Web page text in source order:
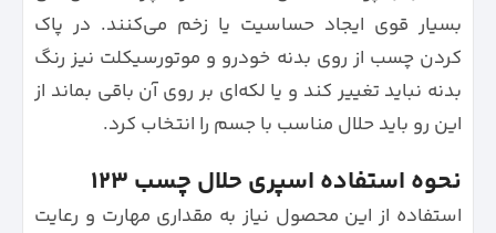
بسیار قوی ایجاد حساسیت یا زخم می‌کنند. در پاک
کردن چسب از روی بدنه خودرو و موتورسیکلت نیز رنگ
بدنه نباید تغییر کند و یا لکه‌ای بر روی آن باقی بماند از
این رو باید حلال مناسب با جسم را انتخاب کرد.
نحوه استفاده اسپری حلال چسب ۱۲۳
استفاده از این محصول نیاز به مقداری مهارت و رعایت